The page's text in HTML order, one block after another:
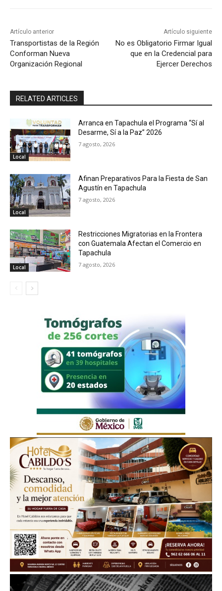
Artículo anterior
Transportistas de la Región
Conforman Nueva
Organización Regional
Artículo siguiente
No es Obligatorio Firmar Igual
que en la Credencial para
Ejercer Derechos
RELATED ARTICLES
Local
Arranca en Tapachula el Programa “Sí al
Desarme, Sí a la Paz” 2026
7 agosto, 2026
Local
Afinan Preparativos Para la Fiesta de San
Agustín en Tapachula
7 agosto, 2026
Local
Restricciones Migratorias en la Frontera
con Guatemala Afectan el Comercio en
Tapachula
7 agosto, 2026